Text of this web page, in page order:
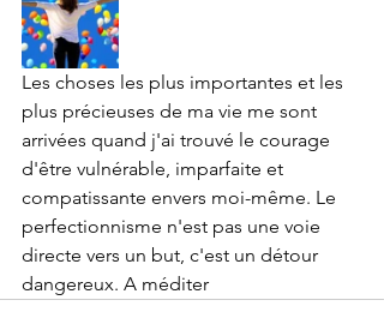
Les choses les plus importantes et les
plus précieuses de ma vie me sont
arrivées quand j'ai trouvé le courage
d'être vulnérable, imparfaite et
compatissante envers moi-même. Le
perfectionnisme n'est pas une voie
directe vers un but, c'est un détour
dangereux. A méditer